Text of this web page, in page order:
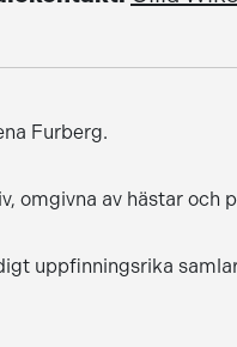
Furberg.
omgivna av hästar och
uppfinningsrika